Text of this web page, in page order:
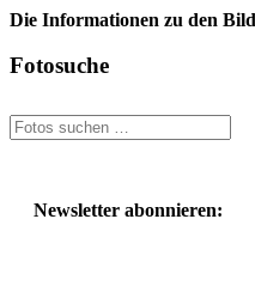
Die Informationen zu den
Fotosuche
Newsletter abonnieren: